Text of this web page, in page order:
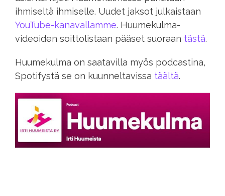
ihmiseltä ihmiselle. Uudet jaksot julkaistaan
YouTube-kanavallamme. Huumekulma-
videoiden soittolistaan pääset suoraan tästä.
Huumekulma on saatavilla myös podcastina,
Spotifystä se on kuunneltavissa täältä.